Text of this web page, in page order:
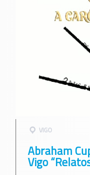
VIGO
Abraham
Vigo